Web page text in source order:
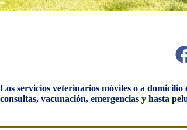
Los servicios veterinarios móviles o a
consultas, vacunación, emergencias y hasta